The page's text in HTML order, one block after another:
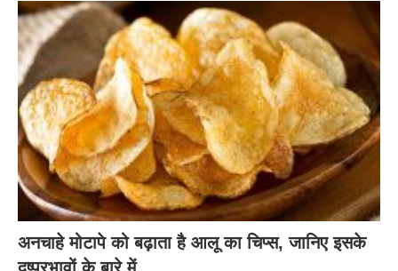
अनचाहे मोटापे को बढ़ाता है आलू का चिप्स, जानिए इसके